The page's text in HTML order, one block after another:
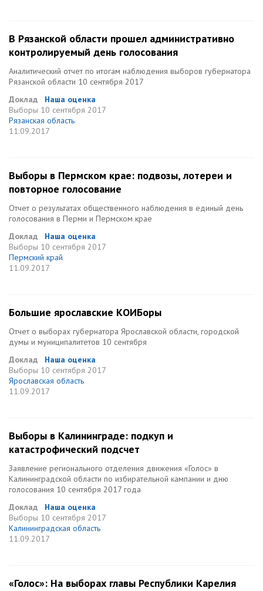
В Рязанской области прошел административно
контролируемый день голосования
Аналитический отчет по итогам наблюдения выборов губернатора
Рязанской области 10 сентября 2017
Доклад
Наша оценка
Выборы 10 сентября 2017
Рязанская область
11.09.2017
Выборы в Пермском крае: подвозы, лотереи и
повторное голосование
Отчет о результатах общественного наблюдения в единый день
голосования в Перми и Пермском крае
Доклад
Наша оценка
Выборы 10 сентября 2017
Пермский край
11.09.2017
Большие ярославские КОИБоры
Отчет о выборах губернатора Ярославской области, городской
думы и муниципалитетов 10 сентября
Доклад
Наша оценка
Выборы 10 сентября 2017
Ярославская область
11.09.2017
Выборы в Калининграде: подкуп и
катастрофический подсчет
Заявление регионального отделения движения «Голос» в
Калининградской области по избирательной кампании и дню
голосования 10 сентября 2017 года
Доклад
Наша оценка
Выборы 10 сентября 2017
Калининградская область
11.09.2017
«Голос»: На выборах главы Республики Карелия